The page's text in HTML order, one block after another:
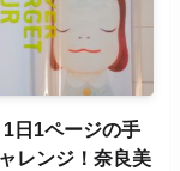
1日1ページの手
レンジ！奈良美